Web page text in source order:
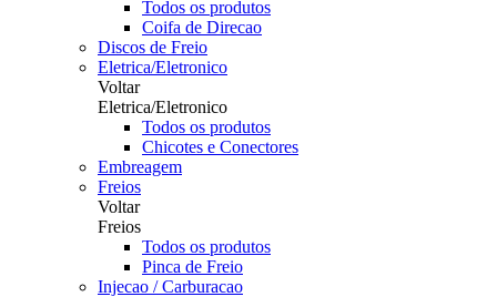
Todos os produtos
Coifa de Direcao
Discos de Freio
Eletrica/Eletronico
Voltar
Eletrica/Eletronico
Todos os produtos
Chicotes e Conectores
Embreagem
Freios
Voltar
Freios
Todos os produtos
Pinca de Freio
Injecao / Carburacao